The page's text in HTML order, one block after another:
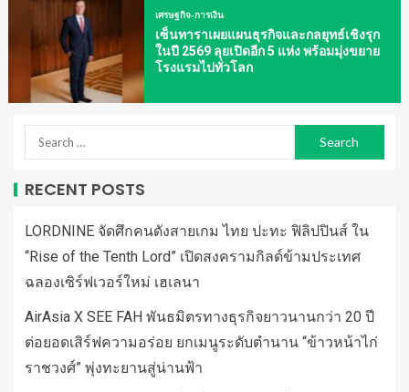
เศรษฐกิจ-การเงิน
เซ็นทาราเผยแผนธุรกิจและกลยุทธ์เชิงรุก
ในปี 2569 ลุยเปิดอีก 5 แห่ง พร้อมมุ่งขยาย
โรงแรมไปทั่วโลก
RECENT POSTS
LORDNINE จัดศึกคนดังสายเกม ไทย ปะทะ ฟิลิปปินส์ ใน
“Rise of the Tenth Lord” เปิดสงครามกิลด์ข้ามประเทศ
ฉลองเซิร์ฟเวอร์ใหม่ เฮเลนา
AirAsia X SEE FAH พันธมิตรทางธุรกิจยาวนานกว่า 20 ปี
ต่อยอดเสิร์ฟความอร่อย ยกเมนูระดับตำนาน “ข้าวหน้าไก่
ราชวงศ์” พุ่งทะยานสู่น่านฟ้า